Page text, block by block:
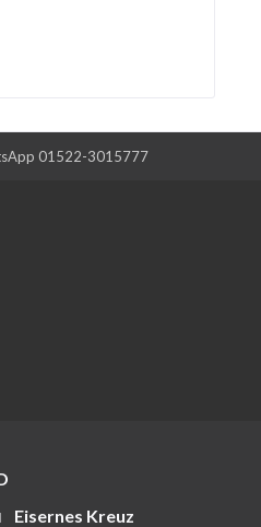
01522-3015777
Eisernes Kreuz